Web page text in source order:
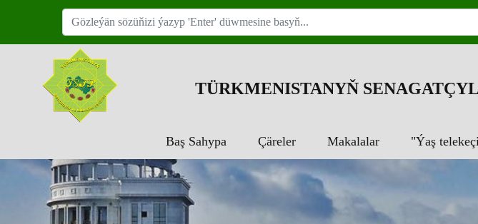
TÜRKMENISTANYŇ
Baş Sahypa Çäreler Makalalar "Ýaş